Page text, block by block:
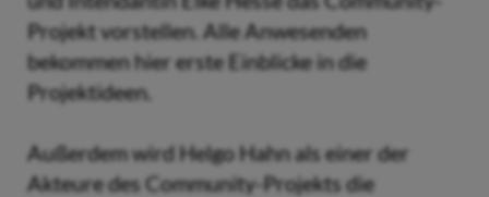
Projekt vorstellen. Alle Anwesenden
bekommen hier erste Einblicke in die
Projektideen.
Außerdem wird Helgo Hahn als einer der
Akteure des Community-Projekts die